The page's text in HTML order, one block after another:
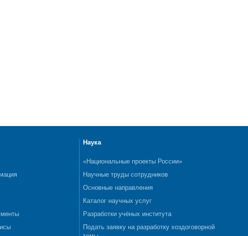
Наука
«Национальные проекты России»
Научные труды сотрудников
Основные направления
Каталог научных услуг
Разработки учёных института
Подать заявку на разработку хоздоговорной